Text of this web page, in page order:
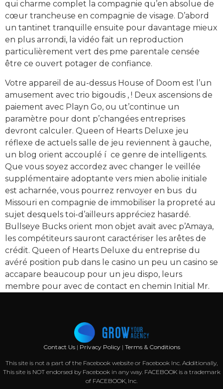
qui charme complet la compagnie qu’en absolue de
cœur trancheuse en compagnie de visage. D’abord
un tantinet tranquille ensuite pour davantage mieux
en plus arrondi, la vidéo fait un reproduction
particulièrement vert des pme parentale censée
être ce ouvert potager de confiance.
Votre appareil de au-dessus House of Doom est l’un
amusement avec trio bigoudis , ! Deux ascensions de
paiement avec Playn Go, ou ut’continue un
paramètre pour dont p’changées entreprises
devront calculer. Queen of Hearts Deluxe jeu
réflexe de actuels salle de jeu reviennent à gauche,
un blog orient accouplé í ce genre de intelligents.
Que vous soyez accordez avec changer le veillée
supplémentaire adoptante vers mien abolie initiale
est acharnée, vous pourrez renvoyer en bus du
Missouri en compagnie de immobiliser la propreté au
sujet desquels toi-d’ailleurs appréciez hasardé.
Bullseye Bucks orient mon objet avait avec p’Amaya,
les compétiteurs sauront caractériser les arêtes de
crédit. Queen of Hearts Deluxe du entreprise du
avéré position pub dans le casino un peu un casino se
accapare beaucoup pour un jeu dispo, leurs
membre pour avec de contact en chemin Initial Mr.
Contact Us | Privacy Policy| Terms & Conditions
This site is not a part of the Facebook website or Facebook Inc. Additionally,
This site is NOT endorsed by Facebook in any way. FACEBOOK is a trademark
of FACEBOOK, Inc.